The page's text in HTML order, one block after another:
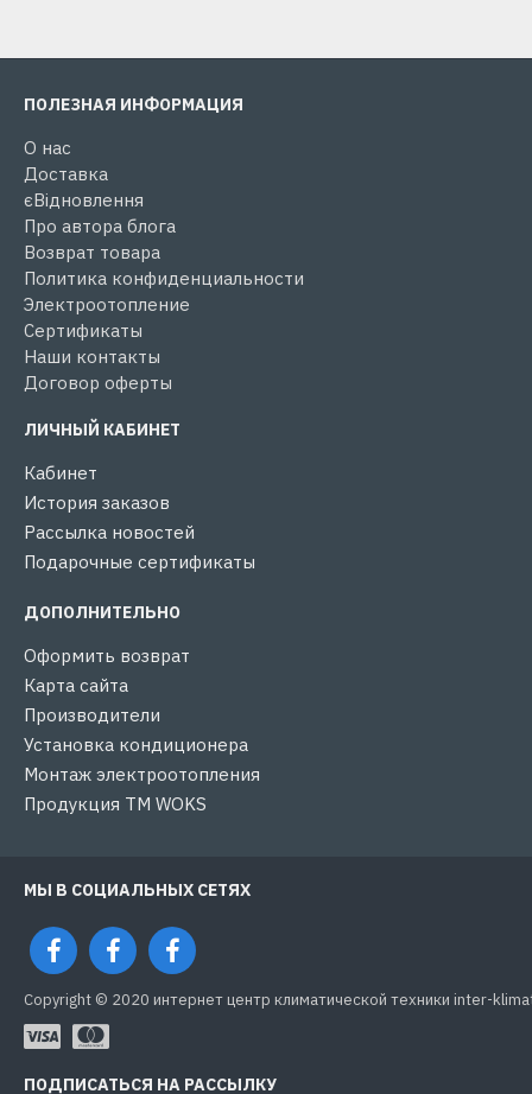
ПОЛЕЗНАЯ ИНФОРМАЦИЯ
О нас
Доставка
єВідновлення
Про автора блога
Возврат товара
Политика конфиденциальности
Электроотопление
Сертификаты
Наши контакты
Договор оферты
ЛИЧНЫЙ КАБИНЕТ
Кабинет
История заказов
Рассылка новостей
Подарочные сертификаты
ДОПОЛНИТЕЛЬНО
Оформить возврат
Карта сайта
Производители
Установка кондиционера
Монтаж электроотопления
Продукция ТМ WOKS
МЫ В СОЦИАЛЬНЫХ СЕТЯХ
Copyright © 2020 интернет центр климатической техники inter-
ПОДПИСАТЬСЯ НА РАССЫЛКУ